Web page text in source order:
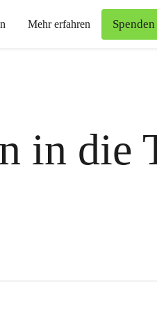
Mehr erfahren Spenden
in die